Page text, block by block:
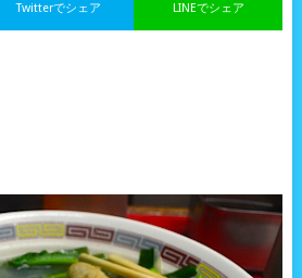
LINEでシェア
Twitterでシェア